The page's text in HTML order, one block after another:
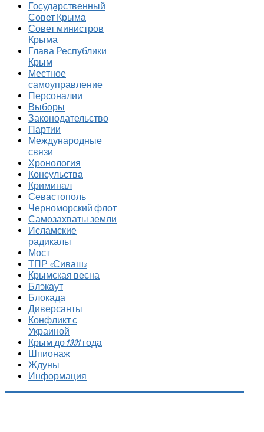
Государственный
Совет Крыма
Совет министров
Крыма
Глава Республики
Крым
Местное
самоуправление
Персоналии
Выборы
Законодательство
Партии
Международные
связи
Хронология
Консульства
Криминал
Севастополь
Черноморский флот
Самозахваты земли
Исламские
радикалы
Мост
ТПР «Сиваш»
Крымская весна
Блэкаут
Блокада
Диверсанты
Конфликт с
Украиной
Крым до 1991 года
Шпионаж
Ждуны
Информация